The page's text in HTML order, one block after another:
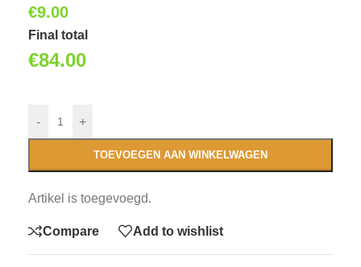
€9.00
Final total
€84.00
- +
TOEVOEGEN AAN WINKELWAGEN
Artikel is toegevoegd.
Compare Add to wishlist